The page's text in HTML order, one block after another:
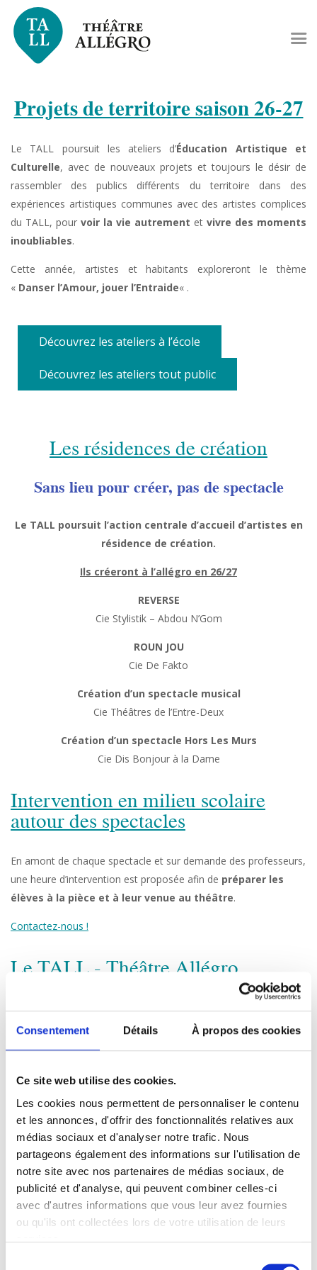
Consentement Détails À propos des cookies
Ce site web utilise des cookies.
Les cookies nous permettent de personnaliser le contenu
et les annonces, d'offrir des fonctionnalités relatives aux
médias sociaux et d'analyser notre trafic. Nous
partageons également des informations sur l'utilisation de
notre site avec nos partenaires de médias sociaux, de
publicité et d'analyse, qui peuvent combiner celles-ci
avec d'autres informations que vous leur avez fournies
ou qu'ils ont collectées lors de votre utilisation de leurs
Projets de territoire saison 26-27
Le TALL poursuit les ateliers d’Éducation Artistique et
Culturelle, avec de nouveaux projets et toujours le désir de
rassembler des publics différents du territoire dans des
expériences artistiques communes avec des artistes complices
du TALL, pour voir la vie autrement et vivre des moments
inoubliables.
Cette année, artistes et habitants exploreront le thème
« Danser l’Amour, jouer l’Entraide« .
Découvrez les ateliers à l’école
Découvrez les ateliers tout public
Les résidences de création
Sans lieu pour créer, pas de spectacle
Le TALL poursuit l’action centrale d’accueil d’artistes en
résidence de création.
Ils créeront à l’allégro en 26/27
REVERSE
Cie Stylistik – Abdou N’Gom
ROUN JOU
Cie De Fakto
Création d’un spectacle musical
Cie Théâtres de l’Entre-Deux
Création d’un spectacle Hors Les Murs
Cie Dis Bonjour à la Dame
Intervention en milieu scolaire
autour des spectacles
En amont de chaque spectacle et sur demande des professeurs,
une heure d’intervention est proposée afin de préparer les
élèves à la pièce et à leur venue au théâtre.
Contactez-nous !
Le TALL - Théâtre Allégro
rayonne auprès de tous les publics
A travers différentes actions et partenariats (visites d’exposition,
territoire et poursuit son objectif d’accessibilité et d’ouverture.
Le TALL travaille avec :
Académie de Musique et Danse de la CCMP (AMD)
Association Alfa3a (Centre d’Accueil des Demandeurs
d’Asile)
Association Cuivres en Dombes
ASS Danse Colombier Sagneux